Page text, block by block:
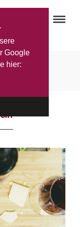
Google
hier: